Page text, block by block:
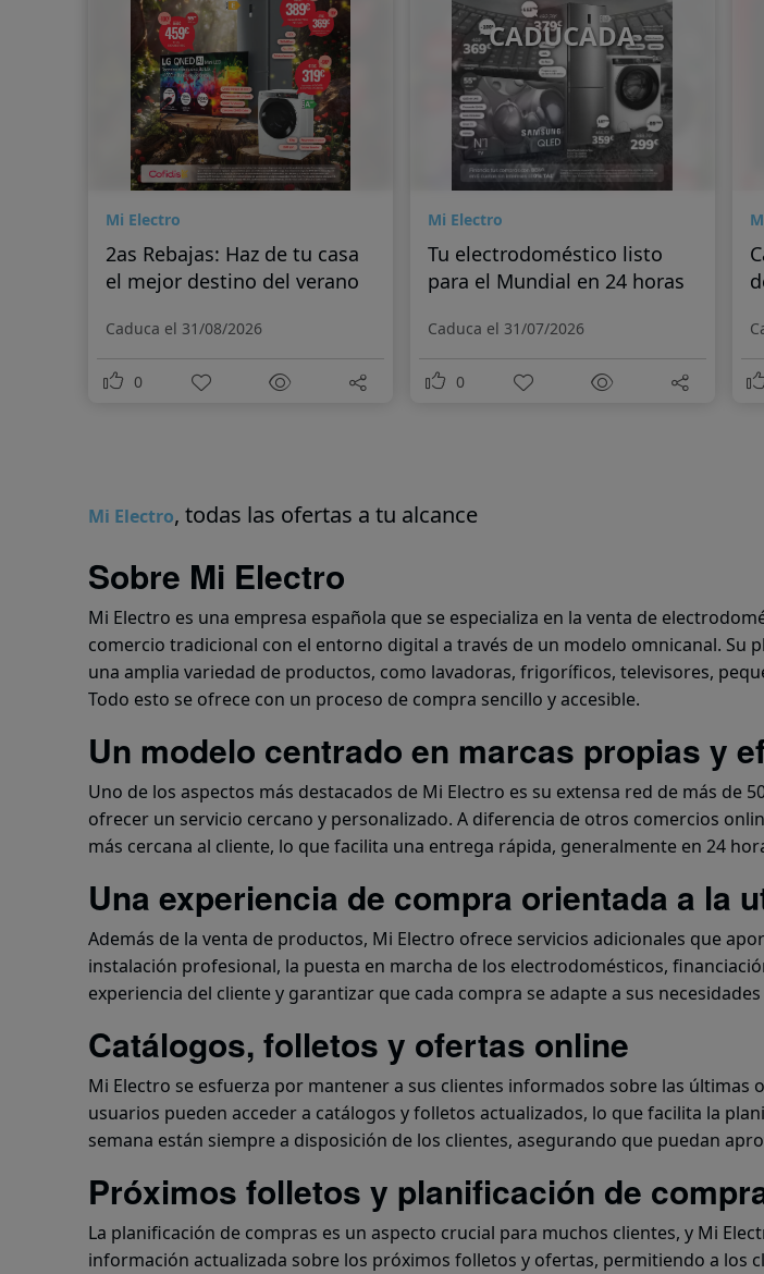
Mi Electro
2as Rebajas: Haz de tu casa
el mejor destino del verano
Caduca el 31/08/2026
0
CADUCADA
Mi Electro
Tu electrodoméstico listo
para el Mundial en 24 horas
Caduca el 31/07/2026
0
Mi Electro, todas las ofertas a tu alcance
Sobre Mi Electro
Mi Electro es una empresa española que se especializa en la venta de
comercio tradicional con el entorno digital a través de un modelo omnicanal.
una amplia variedad de productos, como lavadoras, frigoríficos, televisores,
Todo esto se ofrece con un proceso de compra sencillo y accesible.
Un modelo centrado en marcas propias y
Uno de los aspectos más destacados de Mi Electro es su extensa red de más
ofrecer un servicio cercano y personalizado. A diferencia de otros comercios
más cercana al cliente, lo que facilita una entrega rápida, generalmente en 24
Una experiencia de compra orientada a la
Además de la venta de productos, Mi Electro ofrece servicios adicionales que
instalación profesional, la puesta en marcha de los electrodomésticos,
experiencia del cliente y garantizar que cada compra se adapte a sus
Catálogos, folletos y ofertas online
Mi Electro se esfuerza por mantener a sus clientes informados sobre las
usuarios pueden acceder a catálogos y folletos actualizados, lo que facilita la
semana están siempre a disposición de los clientes, asegurando que puedan
Próximos folletos y planificación de
La planificación de compras es un aspecto crucial para muchos clientes, y Mi
información actualizada sobre los próximos folletos y ofertas, permitiendo a los